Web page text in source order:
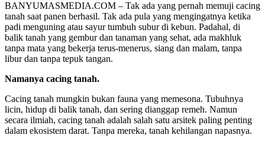
BANYUMASMEDIA.COM – Tak ada yang pernah memuji cacing
tanah saat panen berhasil. Tak ada pula yang mengingatnya ketika
padi menguning atau sayur tumbuh subur di kebun. Padahal, di
balik tanah yang gembur dan tanaman yang sehat, ada makhluk
tanpa mata yang bekerja terus-menerus, siang dan malam, tanpa
libur dan tanpa tepuk tangan.
Namanya cacing tanah.
Cacing tanah mungkin bukan fauna yang memesona. Tubuhnya
licin, hidup di balik tanah, dan sering dianggap remeh. Namun
secara ilmiah, cacing tanah adalah salah satu arsitek paling penting
dalam ekosistem darat. Tanpa mereka, tanah kehilangan napasnya.